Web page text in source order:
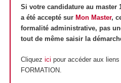
Si votre candidature au master
a été accepté sur Mon Master,
formalité administrative, pas
tout de même saisir la
Cliquez ici pour accéder aux
FORMATION.